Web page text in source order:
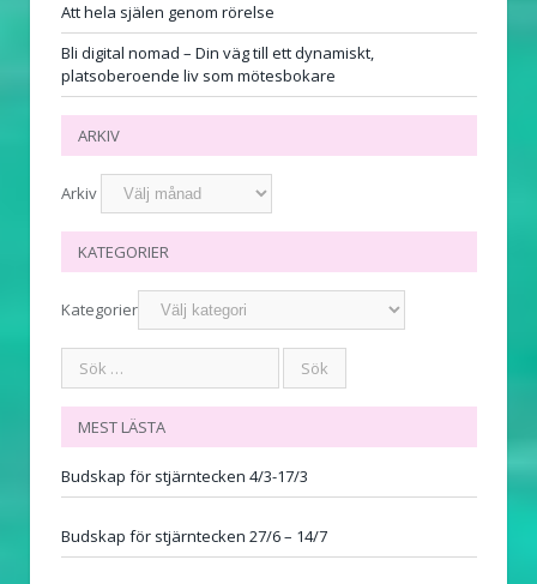
Att hela själen genom rörelse
Bli digital nomad – Din väg till ett dynamiskt,
platsoberoende liv som mötesbokare
ARKIV
Arkiv
KATEGORIER
Kategorier
MEST LÄSTA
Budskap för stjärntecken 4/3-17/3
Budskap för stjärntecken 27/6 – 14/7